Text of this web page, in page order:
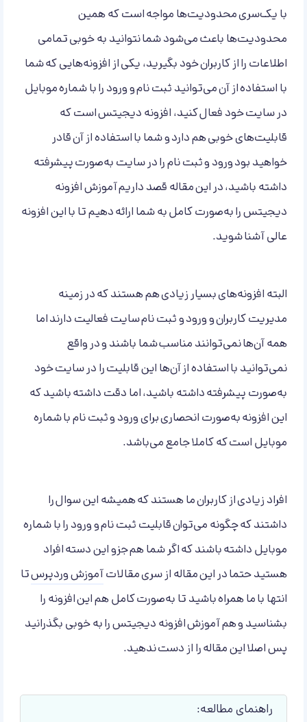
با یک‌سری محدودیت‌ها مواجه است که همین
محدودیت‌ها باعث می‌شود شما نتوانید به خوبی تمامی
اطلاعات را از کاربران خود بگیرید، یکی از افزونه‌هایی که شما
با استفاده از آن می‌توانید ثبت نام و ورود را با شماره موبایل
در سایت خود فعال کنید، افزونه دیجیتس است که
قابلیت‌های خوبی هم دارد و شما با استفاده از آن قادر
خواهید بود ورود و ثبت نام را در سایت به‌صورت پیشرفته
داشته باشید، در این مقاله قصد داریم آموزش افزونه
دیجیتس را به‌صورت کامل به شما ارائه دهیم تا با این افزونه
عالی آشنا شوید.
البته افزونه‌های بسیار زیادی هم هستند که در زمینه
مدیریت کاربران و ورود و ثبت نام سایت فعالیت دارند اما
همه آن‌ها نمی‌توانند مناسب شما باشند و در واقع
نمی‌توانید با استفاده از آن‌ها این قابلیت را در سایت خود
به‌صورت پیشرفته داشته باشید، اما دقت داشته باشید که
این افزونه به‌صورت انحصاری برای ورود و ثبت نام با شماره
موبایل است که کاملا جامع می‌باشد.
افراد زیادی از کاربران ما هستند که همیشه این سوال را
داشتند که چگونه می‌توان قابلیت ثبت نام و ورود را با شماره
موبایل داشته باشند که اگر شما هم جزو این دسته افراد
هستید حتما در این مقاله از سری مقالاتآموزش وردپرستا
انتها با ما همراه باشید تا به‌صورت کامل هم این افزونه را
بشناسید و هم آموزش افزونه دیجیتس را به خوبی بگذرانید
پس اصلا این مقاله را از دست ندهید.
راهنمای مطالعه: